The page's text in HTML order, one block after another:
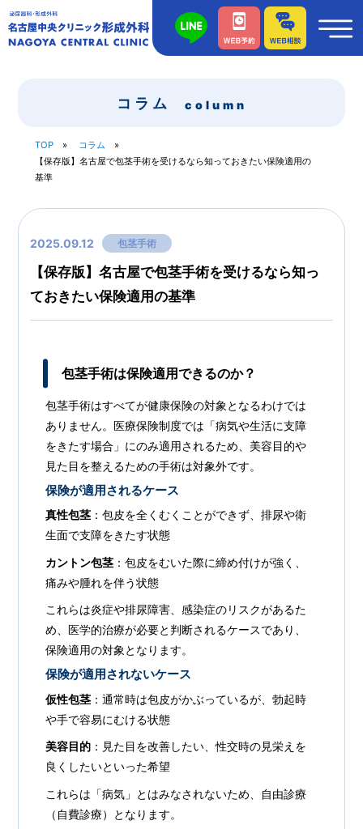
コラム column
TOP
コラム
【保存版】名古屋で包茎手術を受けるなら知っておきたい保険適用の
基準
2025.09.12 包茎手術
【保存版】名古屋で包茎手術を受けるなら知っ
ておきたい保険適用の基準
包茎手術は保険適用できるのか？
包茎手術はすべてが健康保険の対象となるわけでは
ありません。医療保険制度では「病気や生活に支障
をきたす場合」にのみ適用されるため、美容目的や
見た目を整えるための手術は対象外です。
保険が適用されるケース
真性包茎 ：包皮を全くむくことができず、排尿や衛
生面で支障をきたす状態
カントン包茎 ：包皮をむいた際に締め付けが強く、
痛みや腫れを伴う状態
これらは炎症や排尿障害、感染症のリスクがあるた
め、医学的治療が必要と判断されるケースであり、
保険適用の対象となります。
保険が適用されないケース
仮性包茎 ：通常時は包皮がかぶっているが、勃起時
や手で容易にむける状態
美容目的 ：見た目を改善したい、性交時の見栄えを
良くしたいといった希望
これらは「病気」とはみなされないため、自由診療
（自費診療）となります。